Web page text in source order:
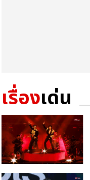
เรื่องเด่น